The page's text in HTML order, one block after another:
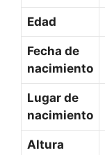
Edad
Fecha de
nacimiento
Lugar de
nacimiento
Altura